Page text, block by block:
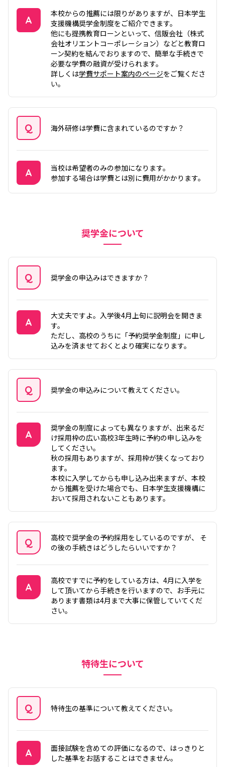
A
本校からの推薦には限りがありますが、日本学生
支援機構奨学金制度をご紹介できます。
他にも提携教育ローンといって、信販会社（株式
会社オリエントコーポレーション）などと教育ロ
ーン契約を結んでおりますので、簡単な手続きで
必要な学費の融資が受けられます。
詳しくは学費サポート案内のページをご覧くださ
い。
Q 海外研修は学費に含まれているのですか？
A
答え
当校は希望者のみの参加になります。
参加する場合は学費とは別に費用がかかります。
奨学金について
Q 奨学金の申込みはできますか？
A
大丈夫ですよ。入学後4月上旬に説明会を開きま
す。
ただし、高校のうちに「予約奨学金制度」に申し
込みを済ませておくとより確実になります。
Q 奨学金の申込みについて教えてください。
A
奨学金の制度によっても異なりますが、出来るだ
け採用枠の広い高校3年生時に予約の申し込みを
してください。
秋の採用もありますが、採用枠が狭くなっており
ます。
本校に入学してからも申し込み出来ますが、本校
から推薦を受けた場合でも、日本学生支援機構に
おいて採用されないこともあります。
Q
高校で奨学金の予約採用をしているのですが、 そ
の後の手続きはどうしたらいいですか？
A
高校ですでに予約をしている方は、4月に入学を
して頂いてから手続きを行いますので、お手元に
あります書類は4月まで大事に保管していてくだ
さい。
特待生について
Q 特待生の基準について教えてください。
A
面接試験を含めての評価になるので、はっきりと
した基準をお話することはできません。